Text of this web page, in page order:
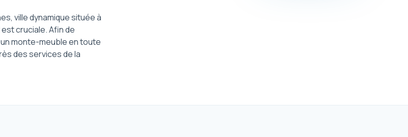
ville dynamique située à
cruciale. Afin de
monte-meuble en toute
des services de la